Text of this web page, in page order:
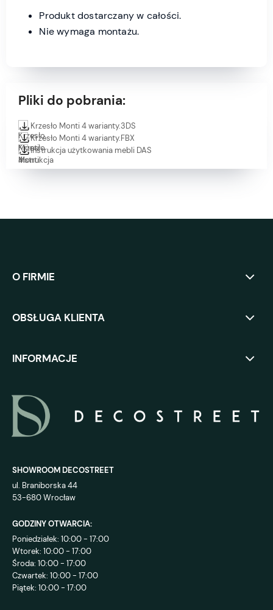
Produkt dostarczany w całości.
Nie wymaga montażu.
Pliki do pobrania:
Krzesło Monti 4 warianty.3DS
Krzesło Monti 4 warianty.FBX
Instrukcja użytkowania mebli DAS
O FIRMIE
OBSŁUGA KLIENTA
INFORMACJE
SHOWROOM DECOSTREET
ul. Braniborska 44
53-680 Wrocław
GODZINY OTWARCIA:
Poniedziałek: 10:00 - 17:00
Wtorek: 10:00 - 17:00
Środa: 10:00 - 17:00
Czwartek: 10:00 - 17:00
Piątek: 10:00 - 17:00